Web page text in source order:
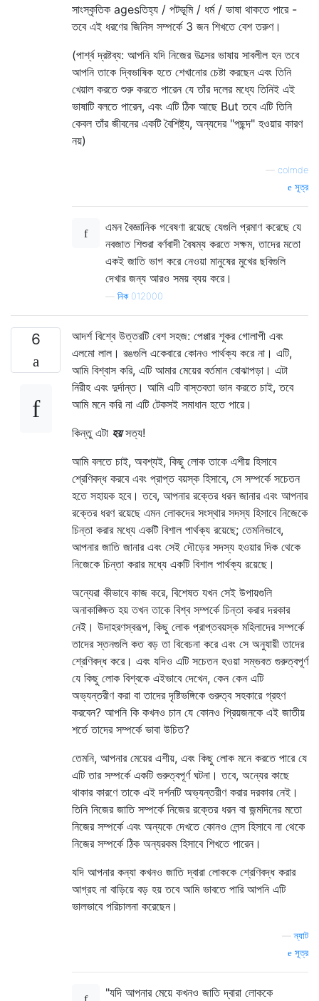
সাংস্কৃতিক agesতিহ্য / পটভূমি / ধর্ম / ভাষা থাকতে পারে -
তবে এই ধরণের জিনিস সম্পর্কে 3 জন শিখতে বেশ তরুণ।
(পার্শ্ব দ্রষ্টব্য: আপনি যদি নিজের উত্সের ভাষায় সাবলীল হন তবে
আপনি তাকে দ্বিভাষিক হতে শেখানোর চেষ্টা করছেন এবং তিনি
খেয়াল করতে শুরু করতে পারেন যে তাঁর দলের মধ্যে তিনিই এই
ভাষাটি বলতে পারেন, এবং এটি ঠিক আছে But তবে এটি তিনি
কেবল তাঁর জীবনের একটি বৈশিষ্ট্য, অন্যদের "পছন্দ" হওয়ার কারণ
নয়)
colmde
সূত্র
এমন বৈজ্ঞানিক গবেষণা রয়েছে যেগুলি প্রমাণ করেছে যে
নবজাত শিশুরা বর্ণবাদী বৈষম্য করতে সক্ষম, তাদের মতো
একই জাতি ভাগ করে নেওয়া মানুষের মুখের ছবিগুলি
দেখার জন্য আরও সময় ব্যয় করে।
নিক 012000
6
আদর্শ বিশ্বে উত্তরটি বেশ সহজ: পেপ্পার শূকর গোলাপী এবং
এলমো লাল। রঙগুলি একেবারে কোনও পার্থক্য করে না। এটি,
আমি বিশ্বাস করি, এটি আমার মেয়ের বর্তমান বোঝাপড়া। এটা
নিরীহ এবং দুর্দান্ত। আমি এটি বাস্তবতা ভান করতে চাই, তবে
আমি মনে করি না এটি টেকসই সমাধান হতে পারে।
কিন্তু এটা হয়সত্য!
আমি বলতে চাই, অবশ্যই, কিছু লোক তাকে এশীয় হিসাবে
শ্রেণিবদ্ধ করবে এবং প্রাপ্ত বয়স্ক হিসাবে, সে সম্পর্কে সচেতন
হতে সহায়ক হবে। তবে, আপনার রক্তের ধরন জানার এবং আপনার
রক্তের ধরণ রয়েছে এমন লোকদের সংস্থার সদস্য হিসাবে নিজেকে
চিন্তা করার মধ্যে একটি বিশাল পার্থক্য রয়েছে; তেমনিভাবে,
আপনার জাতি জানার এবং সেই দৌড়ের সদস্য হওয়ার দিক থেকে
নিজেকে চিন্তা করার মধ্যে একটি বিশাল পার্থক্য রয়েছে।
অন্যেরা কীভাবে কাজ করে, বিশেষত যখন সেই উপায়গুলি
অনাকাঙ্ক্ষিত হয় তখন তাকে বিশ্ব সম্পর্কে চিন্তা করার দরকার
নেই। উদাহরণস্বরূপ, কিছু লোক প্রাপ্তবয়স্ক মহিলাদের সম্পর্কে
তাদের স্তনগুলি কত বড় তা বিবেচনা করে এবং সে অনুযায়ী তাদের
শ্রেণিবদ্ধ করে। এবং যদিও এটি সচেতন হওয়া সম্ভবত গুরুত্বপূর্ণ
যে কিছু লোক বিশ্বকে এইভাবে দেখেন, কেন কেন এটি
অভ্যন্তরীণ করা বা তাদের দৃষ্টিভঙ্গিকে গুরুত্ব সহকারে গ্রহণ
করবেন? আপনি কি কখনও চান যে কোনও প্রিয়জনকে এই জাতীয়
শর্তে তাদের সম্পর্কে ভাবা উচিত?
তেমনি, আপনার মেয়ের এশীয়, এবং কিছু লোক মনে করতে পারে যে
এটি তার সম্পর্কে একটি গুরুত্বপূর্ণ ঘটনা। তবে, অন্যের কাছে
থাকার কারণে তাকে এই দর্শনটি অভ্যন্তরীণ করার দরকার নেই।
তিনি নিজের জাতি সম্পর্কে নিজের রক্তের ধরন বা জন্মদিনের মতো
নিজের সম্পর্কে এবং অন্যকে দেখতে কোনও লেন্স হিসাবে না থেকে
নিজের সম্পর্কে ঠিক অন্যরকম হিসাবে শিখতে পারেন।
যদি আপনার কন্যা কখনও জাতি দ্বারা লোককে শ্রেণিবদ্ধ করার
আগ্রহ না বাড়িয়ে বড় হয় তবে আমি ভাবতে পারি আপনি এটি
ভালভাবে পরিচালনা করেছেন।
—ন্যাট
সূত্র
"যদি আপনার মেয়ে কখনও জাতি দ্বারা লোককে